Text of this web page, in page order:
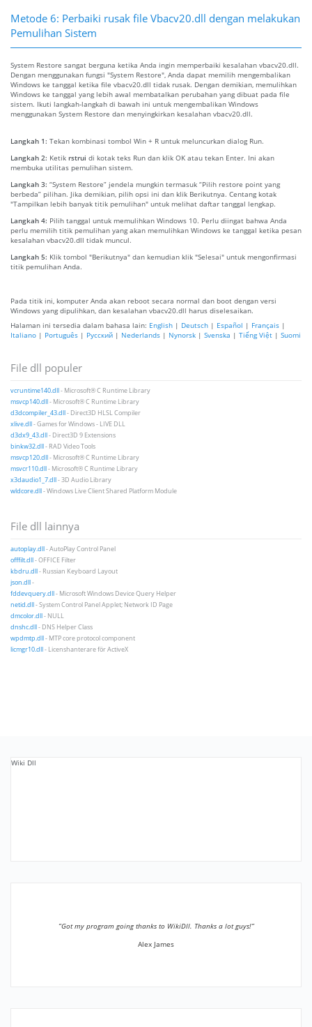
Metode 6: Perbaiki rusak file Vbacv20.dll dengan melakukan
Pemulihan Sistem
System Restore sangat berguna ketika Anda ingin memperbaiki kesalahan vbacv20.dll.
Dengan menggunakan fungsi "System Restore", Anda dapat memilih mengembalikan
Windows ke tanggal ketika file vbacv20.dll tidak rusak. Dengan demikian, memulihkan
Windows ke tanggal yang lebih awal membatalkan perubahan yang dibuat pada file
sistem. Ikuti langkah-langkah di bawah ini untuk mengembalikan Windows
menggunakan System Restore dan menyingkirkan kesalahan vbacv20.dll.
Langkah 1: Tekan kombinasi tombol Win + R untuk meluncurkan dialog Run.
Langkah 2: Ketik rstrui di kotak teks Run dan klik OK atau tekan Enter. Ini akan
membuka utilitas pemulihan sistem.
Langkah 3: “System Restore” jendela mungkin termasuk “Pilih restore point yang
berbeda” pilihan. Jika demikian, pilih opsi ini dan klik Berikutnya. Centang kotak
"Tampilkan lebih banyak titik pemulihan" untuk melihat daftar tanggal lengkap.
Langkah 4: Pilih tanggal untuk memulihkan Windows 10. Perlu diingat bahwa Anda
perlu memilih titik pemulihan yang akan memulihkan Windows ke tanggal ketika pesan
kesalahan vbacv20.dll tidak muncul.
Langkah 5: Klik tombol "Berikutnya" dan kemudian klik "Selesai" untuk mengonfirmasi
titik pemulihan Anda.
Pada titik ini, komputer Anda akan reboot secara normal dan boot dengan versi
Windows yang dipulihkan, dan kesalahan vbacv20.dll harus diselesaikan.
Halaman ini tersedia dalam bahasa lain: English | Deutsch | Español | Français |
Italiano | Português | Русский | Nederlands | Nynorsk | Svenska | Tiếng Việt | Suomi
File dll populer
vcruntime140.dll- Microsoft® C Runtime Library
msvcp140.dll- Microsoft® C Runtime Library
d3dcompiler_43.dll- Direct3D HLSL Compiler
xlive.dll- Games for Windows - LIVE DLL
d3dx9_43.dll- Direct3D 9 Extensions
binkw32.dll- RAD Video Tools
msvcp120.dll- Microsoft® C Runtime Library
msvcr110.dll- Microsoft® C Runtime Library
x3daudio1_7.dll- 3D Audio Library
wldcore.dll- Windows Live Client Shared Platform Module
File dll lainnya
autoplay.dll- AutoPlay Control Panel
offfilt.dll- OFFICE Filter
kbdru.dll- Russian Keyboard Layout
json.dll-
fddevquery.dll- Microsoft Windows Device Query Helper
netid.dll- System Control Panel Applet; Network ID Page
dmcolor.dll- NULL
dnshc.dll- DNS Helper Class
wpdmtp.dll- MTP core protocol component
licmgr10.dll- Licenshanterare för ActiveX
Wiki Dll
”Got my program going thanks to WikiDll. Thanks a lot guys!”
Alex James